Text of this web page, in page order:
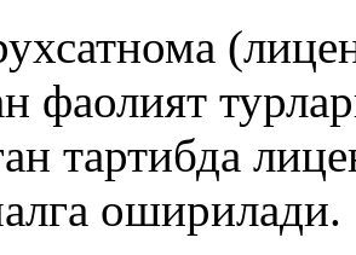
фаолият
тартибда
оширилади.